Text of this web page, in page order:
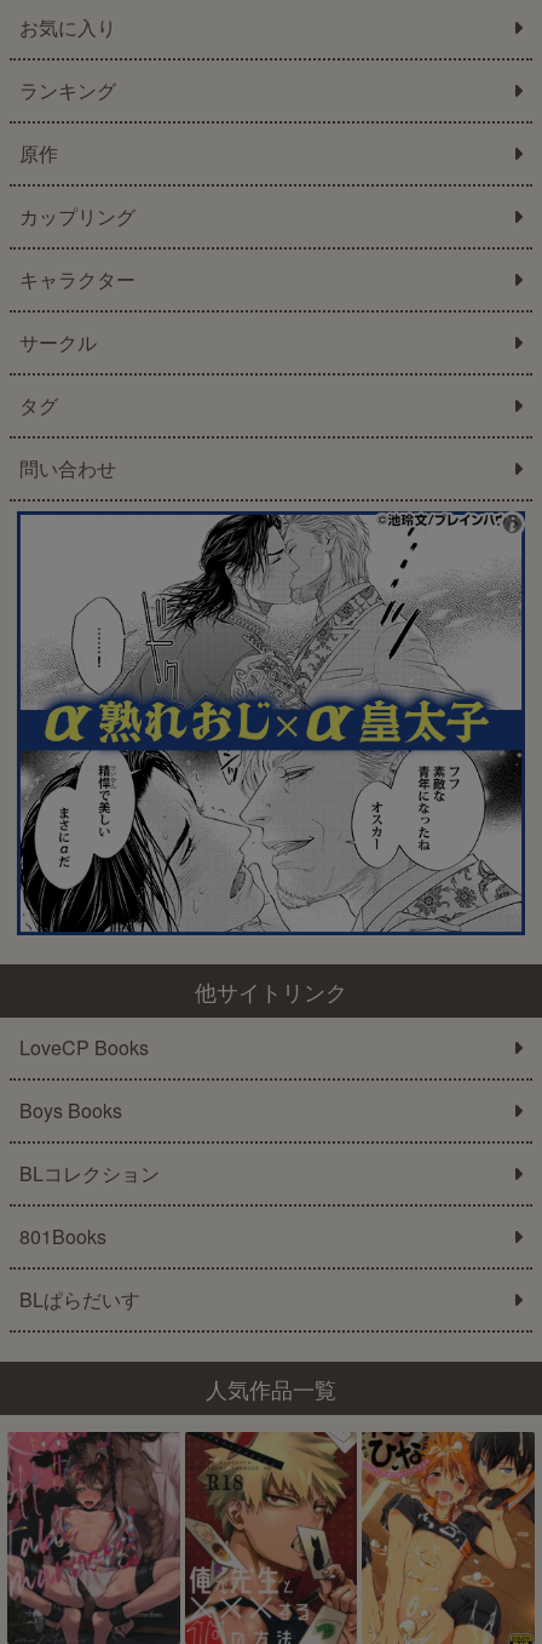
お気に入り
ランキング
原作
カップリング
キャラクター
サークル
タグ
問い合わせ
他サイトリンク
LoveCP Books
Boys Books
BLコレクション
801Books
BLぱらだいす
人気作品一覧